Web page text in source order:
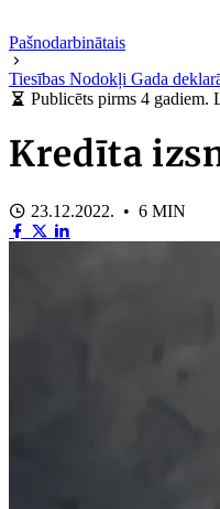
Pašnodarbinātais
Tiesības Nodokļi Gada
Publicēts pirms 4 gadiem.
Kredīta
23.12.2022. • 6 MIN